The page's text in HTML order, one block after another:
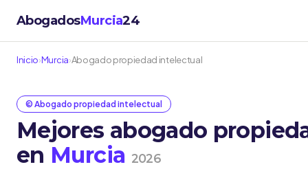
AbogadosMurcia24
Inicio›Murcia›Abogado propiedad intelectual
©️ Abogado propiedad intelectual
Mejores abogado
en Murcia 2026